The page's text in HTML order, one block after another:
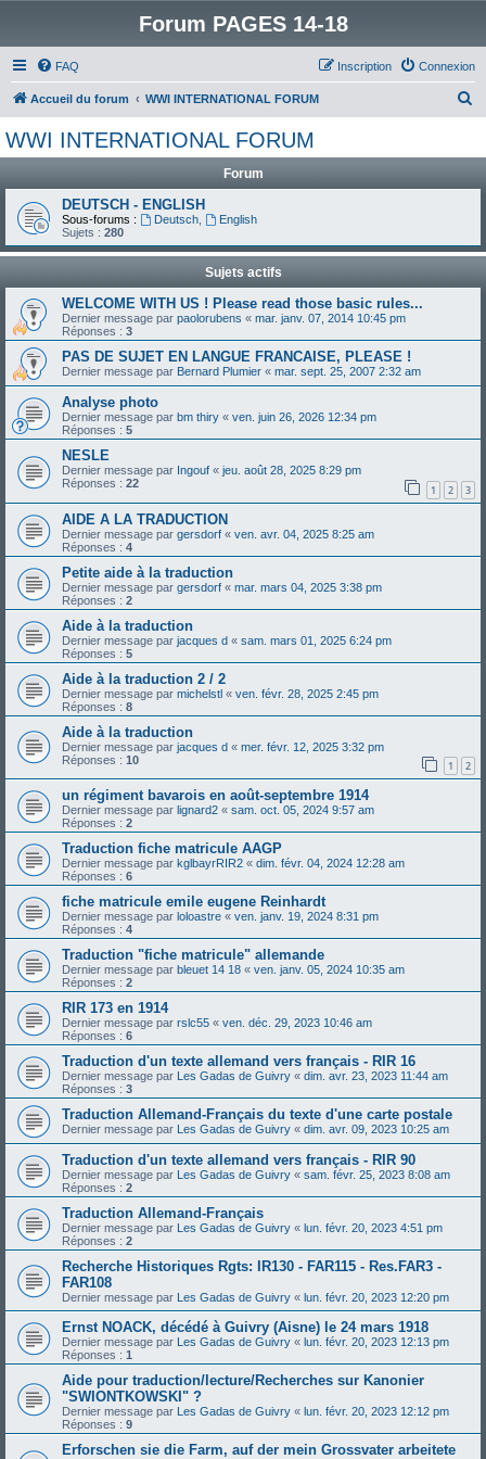
Forum PAGES 14-18
FAQ Connexion
Inscription
Accueil du forum WWI INTERNATIONAL FORUM
c
WWI INTERNATIONAL FORUM
Forum
DEUTSCH - ENGLISH
Sous-forums : Deutsch,
English
Sujets : 280
Sujets actifs
WELCOME WITH US ! Please read those basic rules...
Dernier message par paolorubens « mar. janv. 07, 2014 10:45 pm
Réponses : 3
PAS DE SUJET EN LANGUE FRANCAISE, PLEASE !
Dernier message par Bernard Plumier « mar. sept. 25, 2007 2:32 am
Analyse photo
Dernier message par bm thiry « ven. juin 26, 2026 12:34 pm
Réponses : 5
NESLE
Dernier message par Ingouf « jeu. août 28, 2025 8:29 pm
Réponses : 22 1 2 3
AIDE A LA TRADUCTION
Dernier message par gersdorf « ven. avr. 04, 2025 8:25 am
Réponses : 4
Petite aide à la traduction
Dernier message par gersdorf « mar. mars 04, 2025 3:38 pm
Réponses : 2
Aide à la traduction
Dernier message par jacques d « sam. mars 01, 2025 6:24 pm
Réponses : 5
Aide à la traduction 2 / 2
Dernier message par michelstl « ven. févr. 28, 2025 2:45 pm
Réponses : 8
Aide à la traduction
Dernier message par jacques d « mer. févr. 12, 2025 3:32 pm
Réponses : 10 1 2
un régiment bavarois en août-septembre 1914
Dernier message par lignard2 « sam. oct. 05, 2024 9:57 am
Réponses : 2
Traduction fiche matricule AAGP
Dernier message par kglbayrRIR2 « dim. févr. 04, 2024 12:28 am
Réponses : 6
fiche matricule emile eugene Reinhardt
Dernier message par loloastre « ven. janv. 19, 2024 8:31 pm
Réponses : 4
Traduction "fiche matricule" allemande
Dernier message par bleuet 14 18 « ven. janv. 05, 2024 10:35 am
Réponses : 2
RIR 173 en 1914
Dernier message par rslc55 « ven. déc. 29, 2023 10:46 am
Réponses : 6
Traduction d'un texte allemand vers français - RIR 16
Dernier message par Les Gadas de Guivry « dim. avr. 23, 2023 11:44 am
Réponses : 3
Traduction Allemand-Français du texte d'une carte postale
Dernier message par Les Gadas de Guivry « dim. avr. 09, 2023 10:25 am
Traduction d'un texte allemand vers français - RIR 90
Dernier message par Les Gadas de Guivry « sam. févr. 25, 2023 8:08 am
Réponses : 2
Traduction Allemand-Français
Dernier message par Les Gadas de Guivry « lun. févr. 20, 2023 4:51 pm
Réponses : 2
Recherche Historiques Rgts: IR130 - FAR115 - Res.FAR3 -
FAR108
Dernier message par Les Gadas de Guivry « lun. févr. 20, 2023 12:20 pm
Ernst NOACK, décédé à Guivry (Aisne) le 24 mars 1918
Dernier message par Les Gadas de Guivry « lun. févr. 20, 2023 12:13 pm
Réponses : 1
Aide pour traduction/lecture/Recherches sur Kanonier
"SWIONTKOWSKI" ?
Dernier message par Les Gadas de Guivry « lun. févr. 20, 2023 12:12 pm
Réponses : 9
Erforschen sie die Farm, auf der mein Grossvater arbeitete